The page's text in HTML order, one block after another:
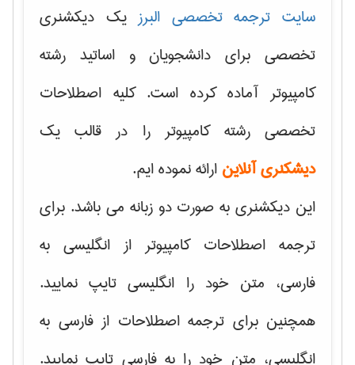
سایت ترجمه تخصصی البرزیک دیکشنری
تخصصی برای دانشجویان و اساتید رشته
کامپیوتر آماده کرده است. کلیه اصطلاحات
تخصصی رشته کامپیوتر را در قالب یک
دیشکنری آنلاین ارائه نموده ایم.
این دیکشنری به صورت دو زبانه می باشد. برای
ترجمه اصطلاحات کامپیوتر از انگلیسی به
فارسی، متن خود را انگلیسی تایپ نمایید.
همچنین برای ترجمه اصطلاحات از فارسی به
انگلیسی، متن خود را به فارسی تایپ نمایید.